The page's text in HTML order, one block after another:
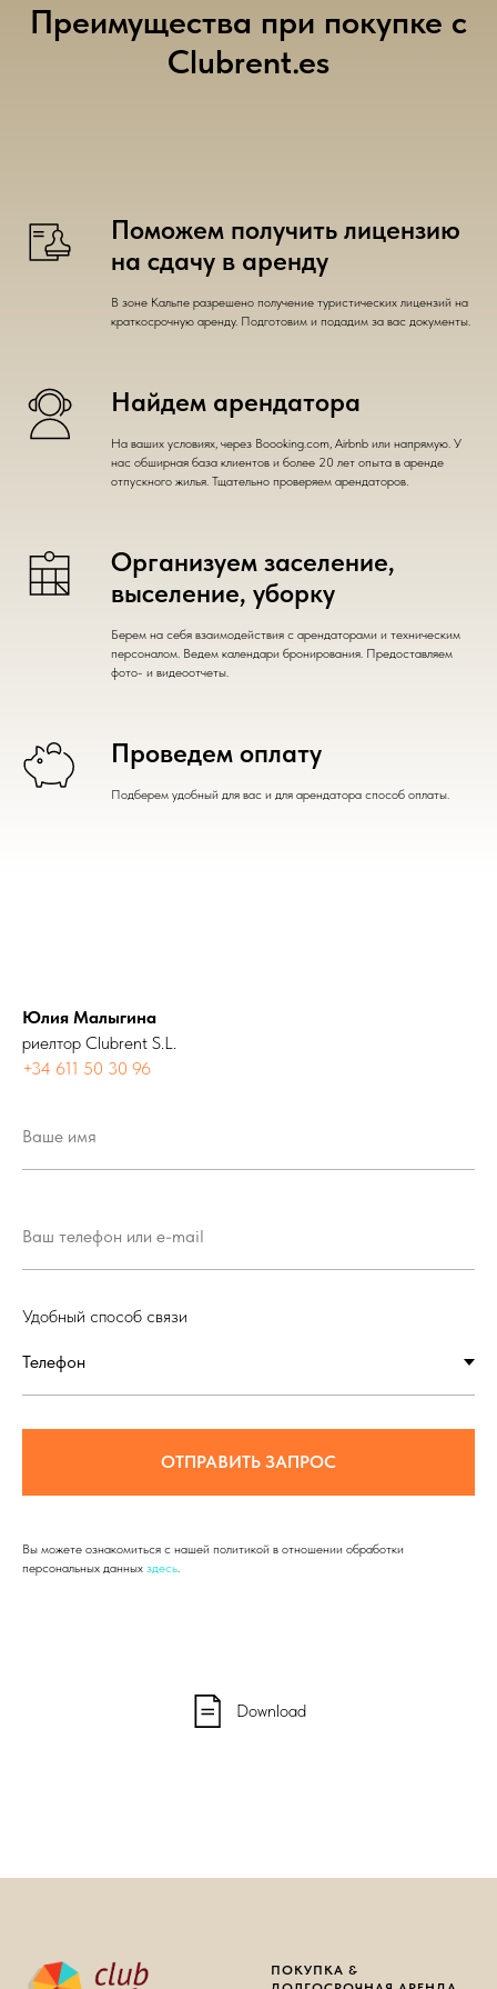
Преимущества при покупке с
Clubrent.es
Поможем получить лицензию
на сдачу в аренду
В зоне Кальпе разрешено получение туристических лицензий на
краткосрочную аренду. Подготовим и подадим за вас документы.
Найдем арендатора
На ваших условиях, через Boooking.com, Airbnb или напрямую. У
нас обширная база клиентов и более 20 лет опыта в аренде
отпускного жилья. Тщательно проверяем арендаторов.
Организуем заселение,
выселение, уборку
Берем на себя взаимодействия с арендаторами и техническим
персоналом. Ведем календари бронирования. Предоставляем
фото- и видеоотчеты.
Проведем оплату
Подберем удобный для вас и для арендатора способ оплаты.
Юлия Малыгина
риелтор Clubrent S.L.
+34 611 50 30 96
Удобный способ связи
ОТПРАВИТЬ ЗАПРОС
Вы можете ознакомиться с нашей политикой в отношении обработки
персональных данных здесь.
Download
ПОКУПКА &